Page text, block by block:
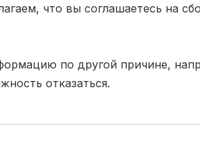
что вы соглашаетесь на
по другой причине,
отказаться.